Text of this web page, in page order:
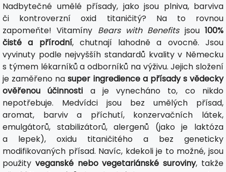
Nadbytečné umělé přísady, jako jsou plniva, barviva
či kontroverzní oxid titaničitý? Na to rovnou
zapomeňte! Vitamíny Bears with Benefitsjsou100%
čisté a přírodní, chutnají lahodně a ovocně. Jsou
vyvinuty podle nejvyššíh standardů kvality v Německu
s týmem lékarníků a odborníků na výživu. Jejich složení
je zaměřeno nasuper ingredience a přísady s vědecky
ověřenou účinnosti a je vynecháno to, co nikdo
nepotřebuje. Medvídci jsou bez umělých přísad,
aromat, barviv a příchutí, konzervačních látek,
emulgátorů, stabilizátorů, alergenů (jako je laktóza
a lepek), oxidu titaničitého a bez geneticky
modifikovaných přísad. Navíc, kdekoli je to možné, jsou
použity veganské nebo vegetariánské suroviny, takže